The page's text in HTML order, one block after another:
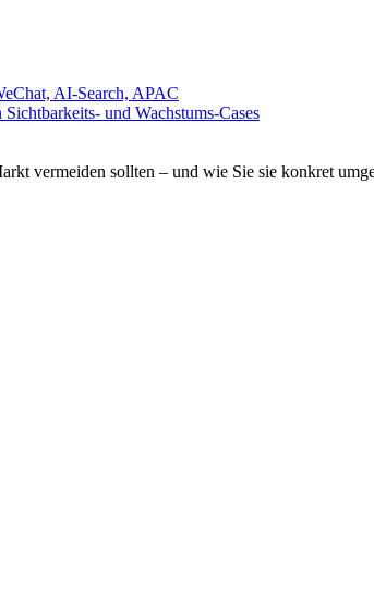
AI-Search, APAC
und Wachstums-Cases
vermeiden sollten – und wie Sie sie konkret